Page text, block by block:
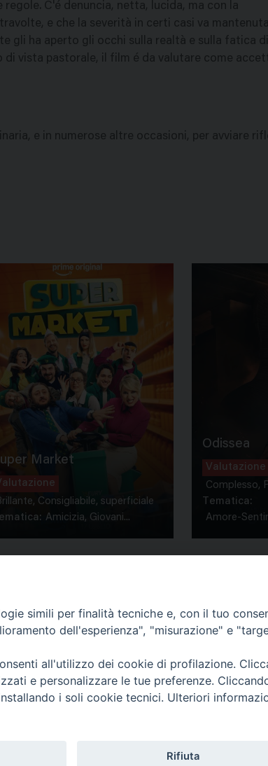
C'é denuncia, netta, lucida, ma con la
e che la severità in certi casi va
gli ha aperto gli occhi sulla realtà e sulla fatica
di vista pastorale, il film é da valutare come
e in numerose altre occasioni, per avviare
Market
Consigliabile, superficiale
Amicizia, Giovani...
Odissea
Valutazione
Complesso,
Tematica:
Amore-
Contatti & Info
C.ne Aurelia, 50 – 00165
Scrivi a:
simili per finalità tecniche e, con il tuo
dell'esperienza", "misurazione" e
all'utilizzo dei cookie di profilazione.
e personalizzare le tue preferenze.
i soli cookie tecnici. Ulteriori
Rifiuta